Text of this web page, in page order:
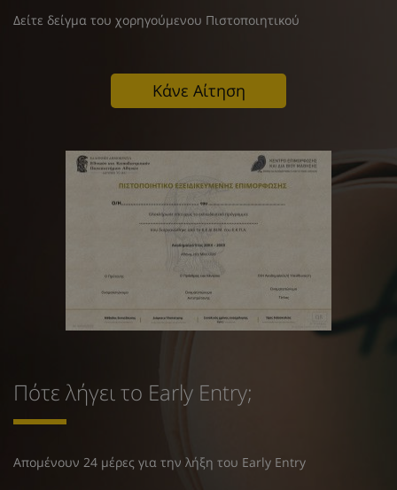
Δείτε δείγμα του χορηγούμενου Πιστοποιητικού
Κάνε Αίτηση
Πότε λήγει το Early Entry;
Απομένουν 24 μέρες για την λήξη του Early Entry